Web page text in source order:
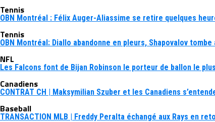
Tennis
OBN Montréal : Félix Auger-Aliassime se retire quelques
Tennis
OBN Montréal: Diallo abandonne en pleurs, Shapovalov tombe
NFL
Les Falcons font de Bijan Robinson le porteur de ballon le
Canadiens
CONTRAT CH | Maksymilian Szuber et les Canadiens
Baseball
TRANSACTION MLB | Freddy Peralta échangé aux Rays en